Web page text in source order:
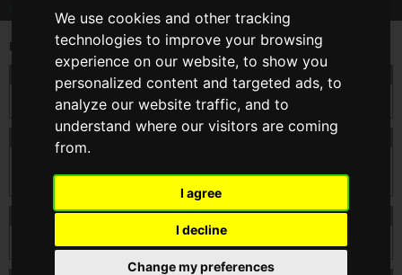
We use cookies and other tracking
technologies to improve your browsing
experience on our website, to show you
personalized content and targeted ads, to
analyze our website traffic, and to
understand where our visitors are coming
from.
I agree
I decline
Change my preferences
Array
Execute and test PHP functions for array handling and manipulation.
array_search
在 $haystack 中搜索 $needle 参数。
参数,则用其中的单元取代。
array_values
array_values() 返回 $input 数组中所有的值并给其建立数字索引。